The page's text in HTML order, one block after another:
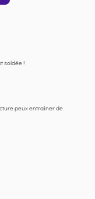
soldée !
peux entrainer de